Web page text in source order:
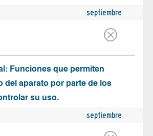
septiembre
Funciones que permiten
del aparato por parte de los
su uso.
septiembre